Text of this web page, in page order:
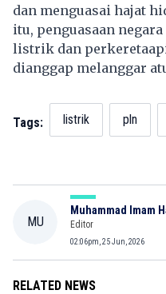
dan menguasai hajat
itu, penguasaan
listrik dan
dianggap melanggar
Tags: listrik pln
MU
Muhammad Imam
Editor
02:06pm, 25 Jun, 2026
RELATED NEWS